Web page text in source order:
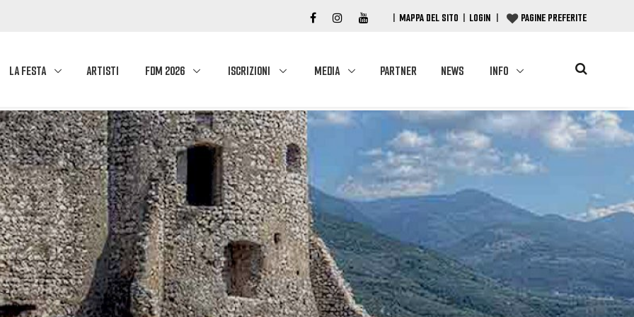
| MAPPA DEL SITO | LOGIN | PAGINE PREFERITE
LA FESTA ARTISTI FDM 2026 ISCRIZIONI MEDIA PARTNER NEWS INFO